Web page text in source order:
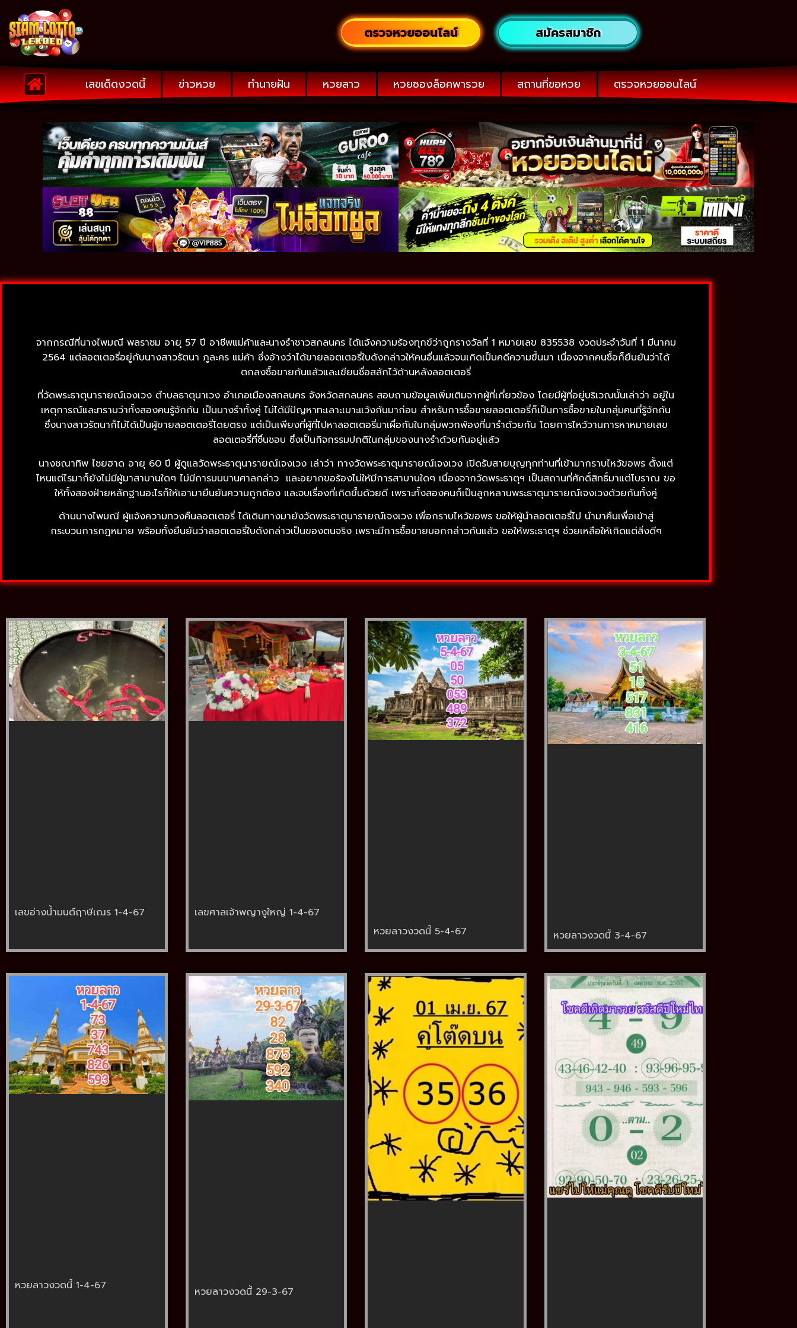
ตรวจหวยออนไลน์ สมัครสมาชิก
เลขเด็ดงวดนี้ ข่าวหวย ทำนายฝัน หวยลาว หวยซองล็อคพารวย สถานที่ขอหวย ตรวจหวยออนไลน์
จากกรณีที่นางไพมณี พลราชม อายุ 57 ปี อาชีพแม่ค้าและนางรำชาวสกลนคร ได้แจ้งความร้องทุกข์ว่าถูกรางวัลที่ 1 หมายเลข 835538 งวดประจำวันที่ 1 มีนาคม
2564 แต่ลอตเตอรี่อยู่กับนางสาวรัตนา ภูละคร แม่ค้า ซึ่งอ้างว่าได้ขายลอตเตอรี่ใบดังกล่าวให้คนอื่นแล้วจนเกิดเป็นคดีความขึ้นมา เนื่องจากคนซื้อก็ยืนยันว่าได้
ตกลงซื้อขายกันแล้วและเขียนชื่อสลักไว้ด้านหลังลอตเตอรี่
ที่วัดพระธาตุนารายณ์เจงเวง ตำบลธาตุนาเวง อำเภอเมืองสกลนคร จังหวัดสกลนคร สอบถามข้อมูลเพิ่มเติมจากผู้ที่เกี่ยวข้อง โดยมีผู้ที่อยู่บริเวณนั้นเล่าว่า อยู่ใน
เหตุการณ์และทราบว่าทั้งสองคนรู้จักกัน เป็นนางรำทั้งคู่ ไม่ได้มีปัญหาทะเลาะเบาะแว้งกันมาก่อน สำหรับการซื้อขายลอตเตอรี่ก็เป็นการซื้อขายในกลุ่มคนที่รู้จักกัน
ซึ่งนางสาวรัตนาก็ไม่ได้เป็นผู้ขายลอตเตอรี่โดยตรง แต่เป็นเพียงที่ผู้ที่ไปหาลอตเตอรี่มาเผื่อกันในกลุ่มพวกพ้องที่มารำด้วยกัน โดยการไหว้วานการหาหมายเลข
ลอตเตอรี่ที่ชื่นชอบ ซึ่งเป็นกิจกรรมปกติในกลุ่มของนางรำด้วยกันอยู่แล้ว
นางชณาทิพ ไชยฮาด อายุ 60 ปี ผู้ดูแลวัดพระธาตุนารายณ์เจงเวง เล่าว่า ทางวัดพระธาตุนารายณ์เจงเวง เปิดรับสายบุญทุกท่านที่เข้ามากราบไหว้ขอพร ตั้งแต่
ไหนแต่ไรมาก็ยังไม่มีผู้มาสาบานใดๆ ไม่มีการบนบานศาลกล่าว และอยากขอร้องไม่ให้มีการสาบานใดๆ เนื่องจากวัดพระธาตุฯ เป็นสถานที่ศักดิ์สิทธิ์มาแต่โบราณ ขอ
ให้ทั้งสองฝ่ายหลักฐานอะไรก็ให้เอามายืนยันความถูกต้อง และจบเรื่องที่เกิดขึ้นด้วยดี เพราะทั้งสองคนก็เป็นลูกหลานพระธาตุนารายณ์เจงเวงด้วยกันทั้งคู่
ด้านนางไพมณี ผู้แจ้งความทวงคืนลอตเตอรี่ ได้เดินทางมายังวัดพระธาตุนารายณ์เจงเวง เพื่อกราบไหว้ขอพร ขอให้ผู้นำลอตเตอรี่ไป นำมาคืนเพื่อเข้าสู่
กระบวนการกฎหมาย พร้อมทั้งยืนยันว่าลอตเตอรี่ใบดังกล่าวเป็นของตนจริง เพราะมีการซื้อขายบอกกล่าวกันแล้ว ขอให้พระธาตุฯ ช่วยเหลือให้เกิดแต่สิ่งดีๆ
เลขอ่างน้ำมนต์ฤาษีเณร 1-4-67
เลขศาลเจ้าพญางูใหญ่ 1-4-67
หวยลาวงวดนี้ 5-4-67
หวยลาวงวดนี้ 3-4-67
หวยลาวงวดนี้ 1-4-67 หวยลาวงวดนี้ 29-3-67